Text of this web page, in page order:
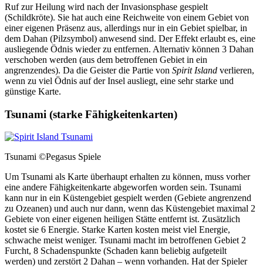
Ruf zur Heilung wird nach der Invasionsphase gespielt
(Schildkröte). Sie hat auch eine Reichweite von einem Gebiet von
einer eigenen Präsenz aus, allerdings nur in ein Gebiet spielbar, in
dem Dahan (Pilzsymbol) anwesend sind. Der Effekt erlaubt es, eine
ausliegende Ödnis wieder zu entfernen. Alternativ können 3 Dahan
verschoben werden (aus dem betroffenen Gebiet in ein
angrenzendes). Da die Geister die Partie von Spirit Island verlieren,
wenn zu viel Ödnis auf der Insel ausliegt, eine sehr starke und
günstige Karte.
Tsunami (starke Fähigkeitenkarten)
Tsunami ©Pegasus Spiele
Um Tsunami als Karte überhaupt erhalten zu können, muss vorher
eine andere Fähigkeitenkarte abgeworfen worden sein. Tsunami
kann nur in ein Küstengebiet gespielt werden (Gebiete angrenzend
zu Ozeanen) und auch nur dann, wenn das Küstengebiet maximal 2
Gebiete von einer eigenen heiligen Stätte entfernt ist. Zusätzlich
kostet sie 6 Energie. Starke Karten kosten meist viel Energie,
schwache meist weniger. Tsunami macht im betroffenen Gebiet 2
Furcht, 8 Schadenspunkte (Schaden kann beliebig aufgeteilt
werden) und zerstört 2 Dahan – wenn vorhanden. Hat der Spieler